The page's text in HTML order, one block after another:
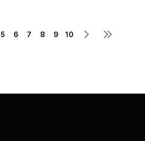
5 6 7 8 9 10